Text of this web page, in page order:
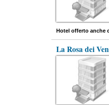
Hotel offerto anche
La Rosa dei